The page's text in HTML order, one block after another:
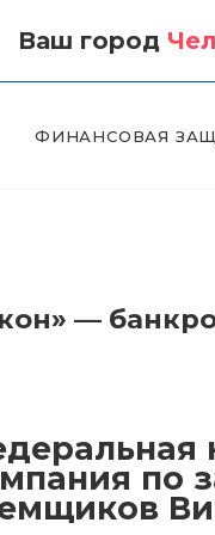
Ваш город
ФИНАНСОВАЯ
—
по